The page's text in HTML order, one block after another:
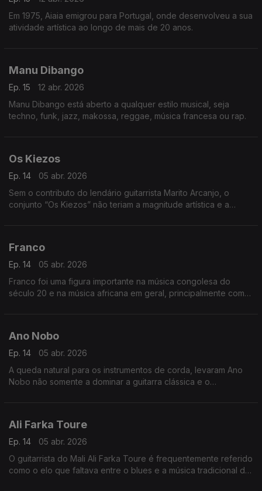
Em 1975, Aiaia emigrou para Portugal, onde desenvolveu a sua
atividade artística ao longo de mais de 20 anos.
Manu Dibango
Ep. 15
12 abr. 2026
Manu Dibango está aberto a qualquer estilo musical, seja
techno, funk, jazz, makossa, reggae, música francesa ou rap.
Os Kiezos
Ep. 14
05 abr. 2026
Sem o contributo do lendário guitarrista Marito Arcanjo, o
conjunto “Os Kiezos” não teriam a magnitude artística e a
Franco
Ep. 14
05 abr. 2026
Franco foi uma figura importante na música congolesa do
século 20 e na música africana em geral, principalmente como
Ano Nobo
Ep. 14
05 abr. 2026
A queda natural para os instrumentos de corda, levaram Ano
Nobo não somente a dominar a guitarra clássica e o
Ali Farka Toure
Ep. 14
05 abr. 2026
O guitarrista do Mali Ali Farka Toure é frequentemente referido
como o elo que faltava entre o blues e a música tradicional da